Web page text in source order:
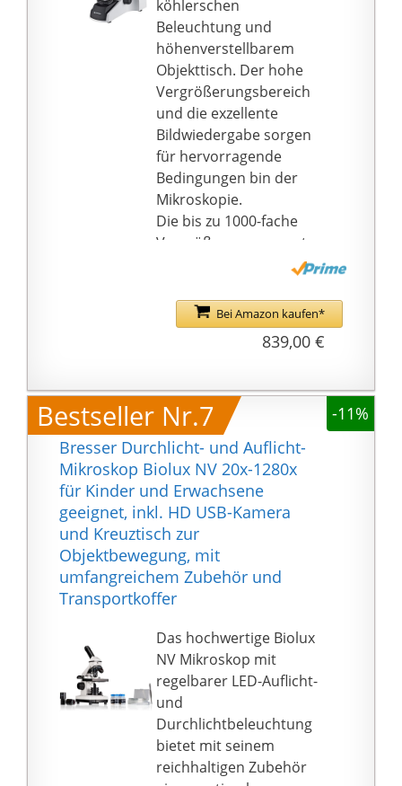
Dioptrieneinstellungen
gehören zum Standard
sowie die
hochqualitative
Ausstattung.
Abmessungen:
360x430x210 mm /
Gewicht: 8,8 kg; Der
Betrieb erfolgt über das
mitgelieferte Netzkabel.
Lieferumfang:
4x Objektiv; koaxialer
Kreuztisch mit Nonius-
Einstellung;
Netzkabel
köhlerschen
Beleuchtung und
höhenverstellbarem
Objekttisch. Der hohe
Vergrößerungsbereich
und die exzellente
Bildwiedergabe sorgen
für hervorragende
Bedingungen bin der
Mikroskopie.
Die bis zu 1000-fache
Vergrößerung erzeugt
hochwertige Bilder und
Beleuchtung ist
dimmbar und sorgt für
Der trinokulare, 360°
drehbare Aufsatz
ermöglicht bequemes
Beobachten mit beiden
Augen und zusätzlich
den Anschluss einer C-
Mount Kamera.
Der koaxiale Kreuztisch
mit lässt sich via Grob-
und Feinfokussierung
exakt ausrichten.
Augenabstand und
Dioptrien Einstellungen
gehören zum Standard
sowie die
hochqualitative
Ausstattung.
Abmessungen:
390x395x205 mm /
Bei Amazon kaufen*
839,00 €
Bestseller Nr.7
-11%
Bresser Durchlicht- und Auflicht-
Mikroskop Biolux NV 20x-1280x
für Kinder und Erwachsene
geeignet, inkl. HD USB-Kamera
und Kreuztisch zur
Objektbewegung, mit
umfangreichem Zubehör und
Transportkoffer
Das hochwertige Biolux
NV Mikroskop mit
regelbarer LED-Auflicht-
und
Durchlichtbeleuchtung
bietet mit seinem
reichhaltigen Zubehör